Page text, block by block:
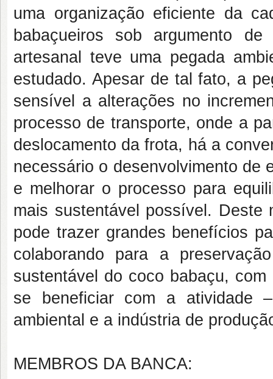
uma organização eficiente da
babaçueiros sob argumento
artesanal teve uma pegada
estudado. Apesar de tal fato, a
sensível a alterações no
processo de transporte, onde a
deslocamento da frota, há a
necessário o desenvolvimento de
e melhorar o processo para
mais sustentável possível. Deste
pode trazer grandes benefícios
colaborando para a
sustentável do coco babaçu,
se beneficiar com a atividade
ambiental e a indústria de
MEMBROS DA BANCA: